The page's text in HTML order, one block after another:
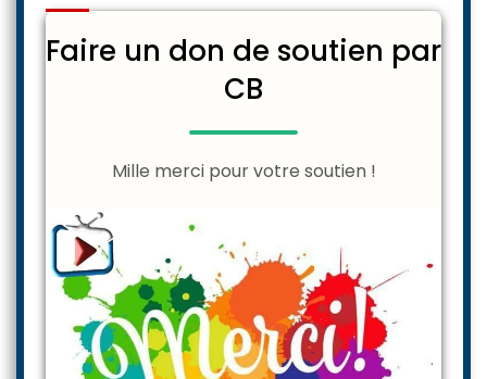
Faire un don de soutien par
CB
Mille merci pour votre soutien !